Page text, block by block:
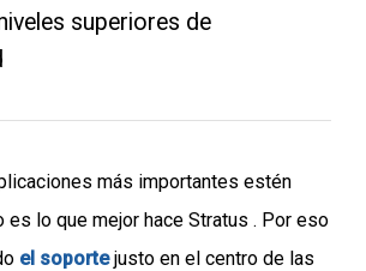
superiores de
más importantes estén
es lo que mejor hace Stratus . Por eso
el soportejusto en el centro de las